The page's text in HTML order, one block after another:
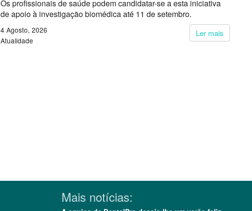
Os profissionais de saúde podem candidatar-se a esta iniciativa
de apoio à investigação biomédica até 11 de setembro.
Ler mais
4 Agosto, 2026
Atualidade
Mais notícias: